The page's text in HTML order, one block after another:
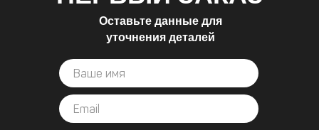
Оставьте данные для
уточнения деталей